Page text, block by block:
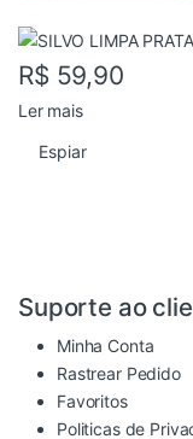
R$ 59,90
Ler mais
Espiar
Suporte ao
Minha Conta
Rastrear Pedido
Favoritos
Politicas de